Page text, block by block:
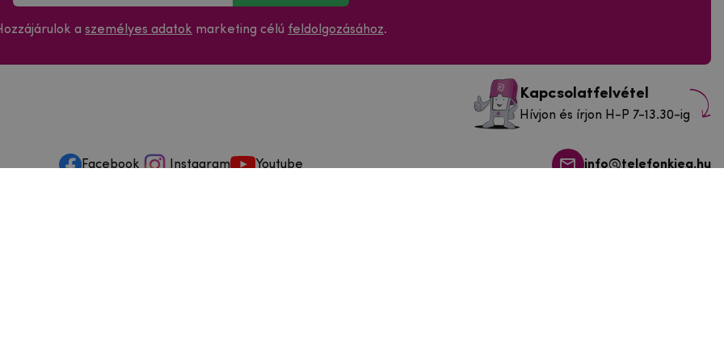
a személyes adatok marketing célú feldolgozásához.
Kapcsolatfelvétel
Hívjon és írjon H-P 7-13.30-ig
Facebook Instagram Youtube info@telefonkieg.hu